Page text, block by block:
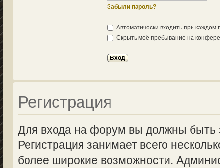
Забыли пароль?
Автоматически входить при каждом
Скрыть моё пребывание на
Регистрация
Для входа на форум вы должны быть
Регистрация занимает всего
более широкие возможности.